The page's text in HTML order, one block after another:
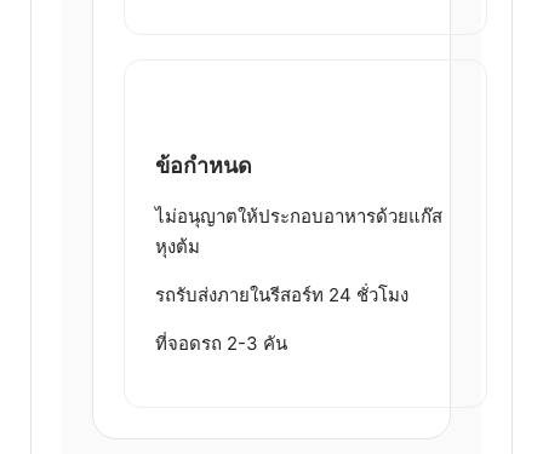
ข้อกำหนด
ไม่อนุญาตให้ประกอบอาหารด้วยแก๊ส
หุงต้ม
รถรับส่งภายในรีสอร์ท 24 ชั่วโมง
ที่จอดรถ 2-3 คัน